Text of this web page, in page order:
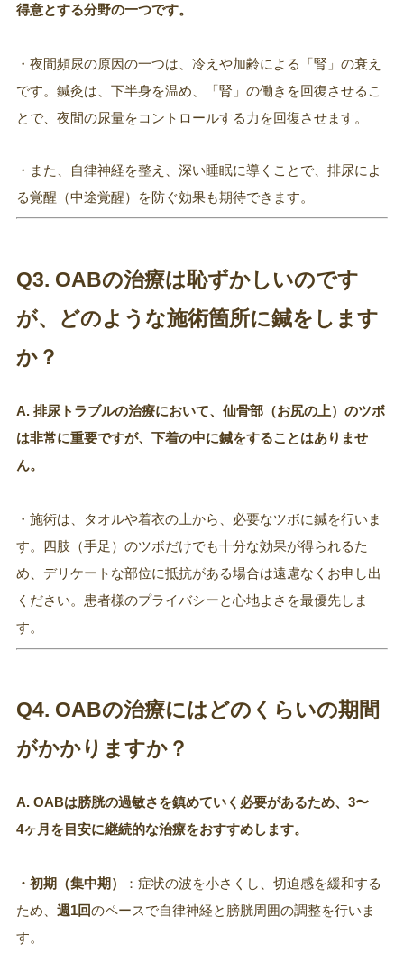
得意とする分野の一つです。
・夜間頻尿の原因の一つは、冷えや加齢による「腎」の衰え
です。鍼灸は、下半身を温め、「腎」の働きを回復させるこ
とで、夜間の尿量をコントロールする力を回復させます。
・また、自律神経を整え、深い睡眠に導くことで、排尿によ
る覚醒（中途覚醒）を防ぐ効果も期待できます。
Q3. OABの治療は恥ずかしいのです
が、どのような施術箇所に鍼をします
か？
A. 排尿トラブルの治療において、仙骨部（お尻の上）のツボ
は非常に重要ですが、下着の中に鍼をすることはありませ
ん。
・施術は、タオルや着衣の上から、必要なツボに鍼を行いま
す。四肢（手足）のツボだけでも十分な効果が得られるた
め、デリケートな部位に抵抗がある場合は遠慮なくお申し出
ください。患者様のプライバシーと心地よさを最優先しま
す。
Q4. OABの治療にはどのくらいの期間
がかかりますか？
A. OABは膀胱の過敏さを鎮めていく必要があるため、3〜
4ヶ月を目安に継続的な治療をおすすめします。
・初期（集中期）
：症状の波を小さくし、切迫感を緩和する
ため、 週1回のペースで自律神経と膀胱周囲の調整を行いま
す。